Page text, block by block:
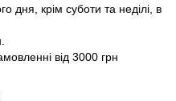
дня, крім суботи та неділі, в
від 3000 грн